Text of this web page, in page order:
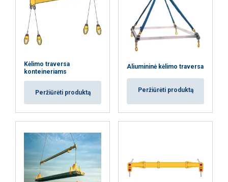
Kėlimo traversa
konteineriams
Peržiūrėti produktą
Aliumininė kėlimo traversa
Peržiūrėti produktą